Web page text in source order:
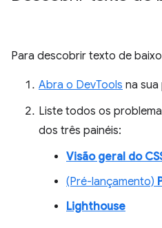
Para descobrir texto de
Abra o DevTools na sua
Liste todos os
dos três painéis:
Visão geral do
(Pré-lançamento)
Lighthouse